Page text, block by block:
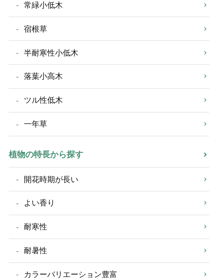
常緑小低木
宿根草
半耐寒性小低木
落葉小高木
ツル性低木
一年草
植物の特長から探す
開花時期が長い
よい香り
耐寒性
耐暑性
カラーバリエーション豊富